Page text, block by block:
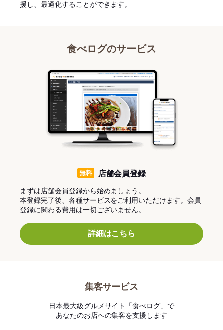
援し、最適化することができます。
食べログのサービス
無料 店舗会員登録
まずは店舗会員登録から始めましょう。
本登録完了後、各種サービスをご利用いただけます。会員
登録に関わる費用は一切ございません。
詳細はこちら
集客サービス
日本最大級グルメサイト「食べログ」で
あなたのお店への集客を支援します